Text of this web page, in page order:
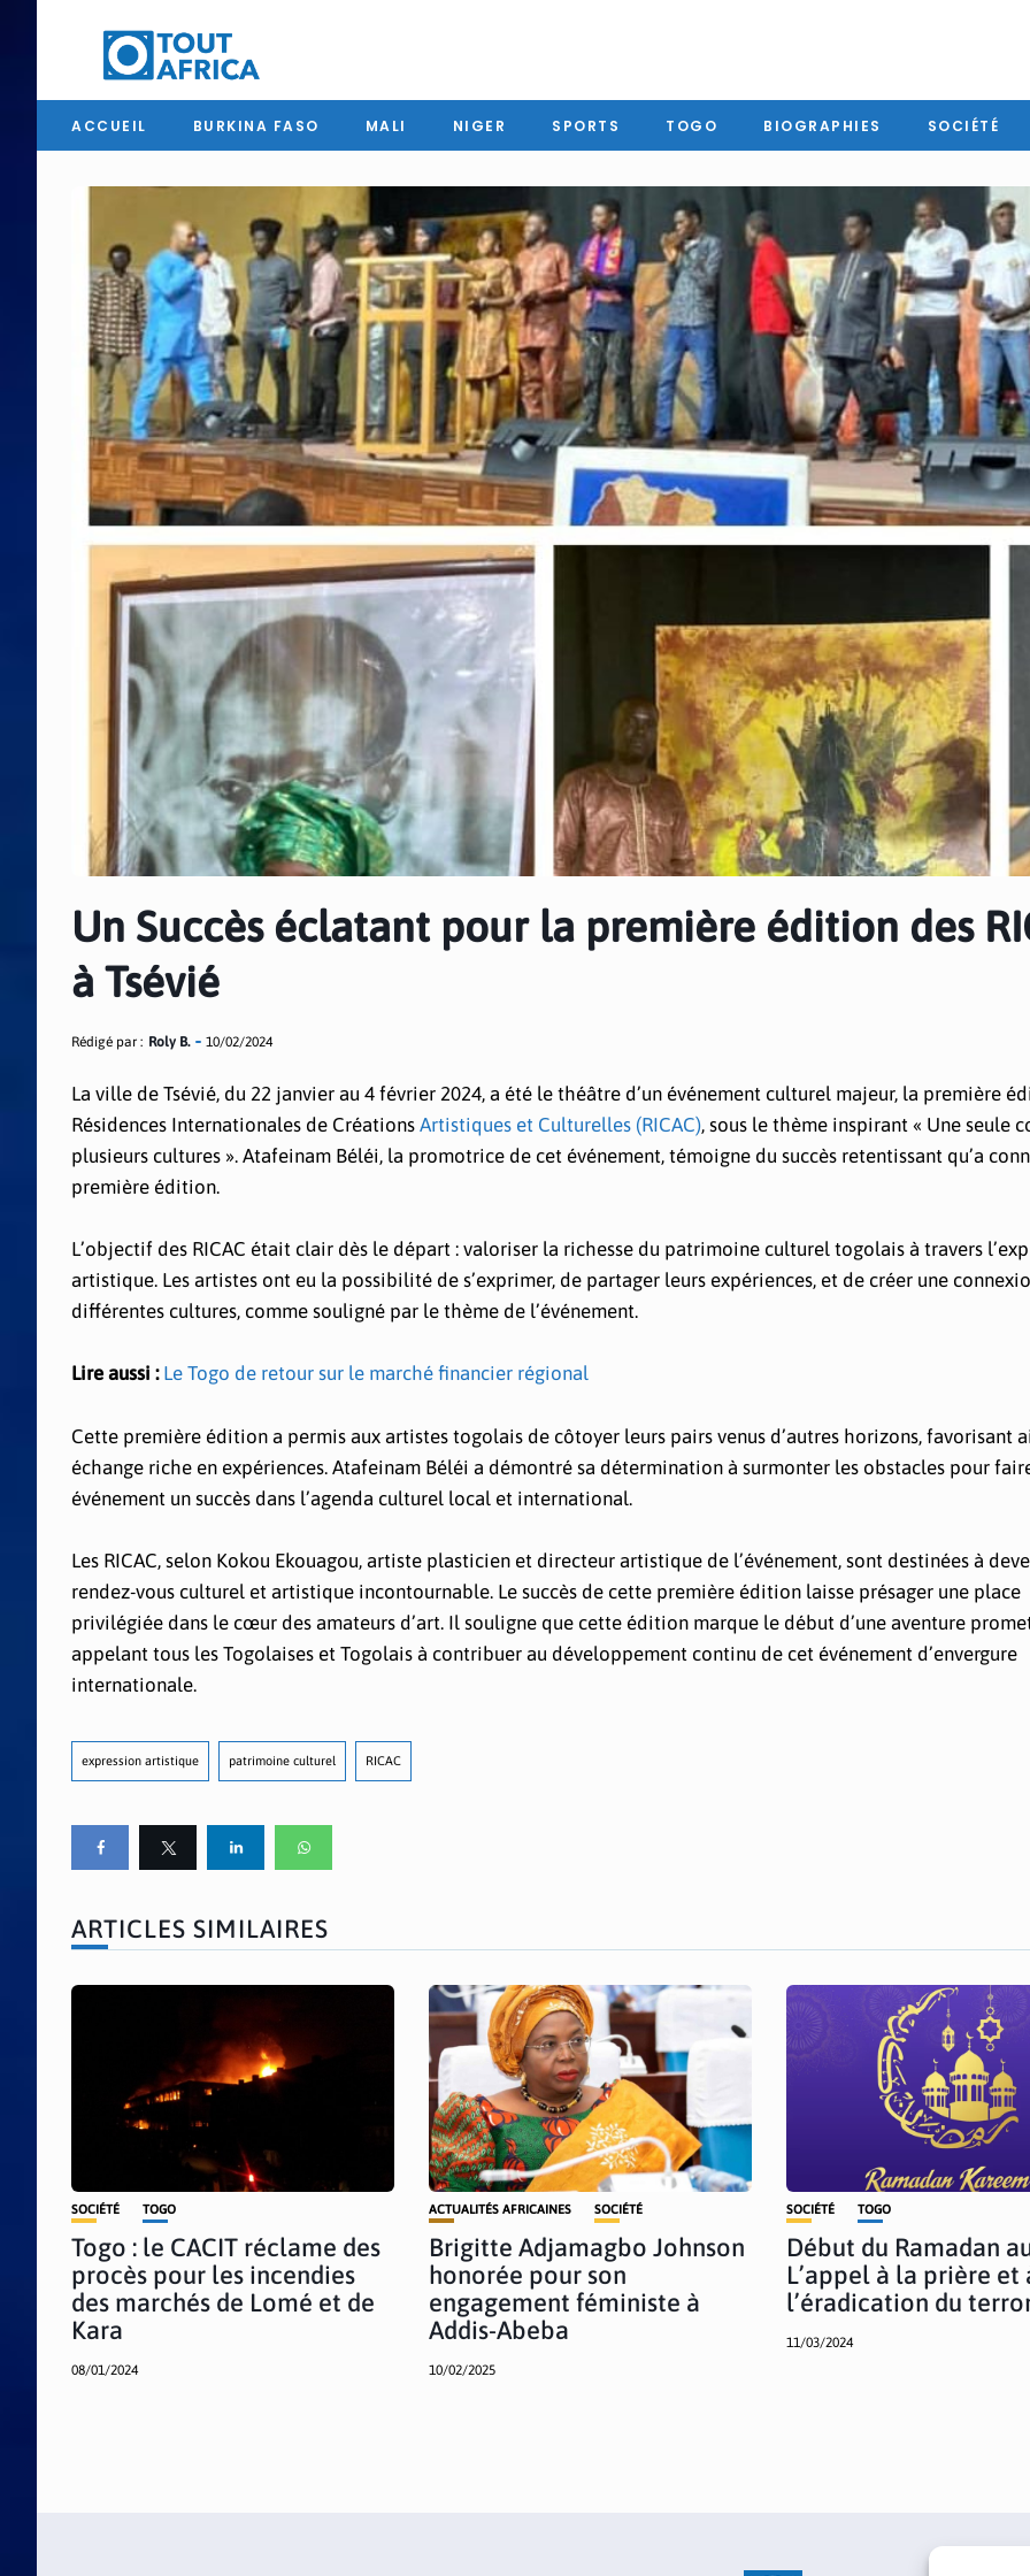
ACCUEIL BURKINA FASO MALI NIGER SPORTS TOGO BIOGRAPHIES SOCIÉTÉ
Un Succès éclatant pour la première édition des
à Tsévié
Rédigé par : Roly B. 10/02/2024
La ville de Tsévié, du 22 janvier au 4 février 2024, a été le théâtre d’un événement culturel majeur, la première
Résidences Internationales de Créations Artistiques et Culturelles (RICAC), sous le thème inspirant « Une seule
plusieurs cultures ». Atafeinam Béléi, la promotrice de cet événement, témoigne du succès retentissant qu’a
première édition.
L’objectif des RICAC était clair dès le départ : valoriser la richesse du patrimoine culturel togolais à travers
artistique. Les artistes ont eu la possibilité de s’exprimer, de partager leurs expériences, et de créer une
différentes cultures, comme souligné par le thème de l’événement.
Lire aussi : Le Togo de retour sur le marché financier régional
Cette première édition a permis aux artistes togolais de côtoyer leurs pairs venus d’autres horizons, favorisant
échange riche en expériences. Atafeinam Béléi a démontré sa détermination à surmonter les obstacles pour
événement un succès dans l’agenda culturel local et international.
Les RICAC, selon Kokou Ekouagou, artiste plasticien et directeur artistique de l’événement, sont destinées à
rendez-vous culturel et artistique incontournable. Le succès de cette première édition laisse présager une place
privilégiée dans le cœur des amateurs d’art. Il souligne que cette édition marque le début d’une aventure
appelant tous les Togolaises et Togolais à contribuer au développement continu de cet événement d’envergure
internationale.
expression artistique patrimoine culturel RICAC
ARTICLES SIMILAIRES
SOCIÉTÉ TOGO
Togo : le CACIT réclame des
procès pour les incendies
des marchés de Lomé et de
Kara
08/01/2024
ACTUALITÉS AFRICAINES SOCIÉTÉ
Brigitte Adjamagbo Johnson
honorée pour son
engagement féministe à
Addis-Abeba
10/02/2025
SOCIÉTÉ TOGO
Début du Ramadan
L’appel à la prière et
l’éradication du
11/03/2024